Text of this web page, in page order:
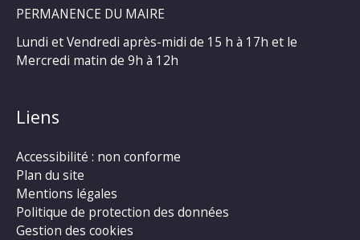
PERMANENCE DU MAIRE
Lundi et Vendredi après-midi de 15 h à 17h et le
Mercredi matin de 9h à 12h
Liens
Accessibilité : non conforme
Plan du site
Mentions légales
Politique de protection des données
Gestion des cookies